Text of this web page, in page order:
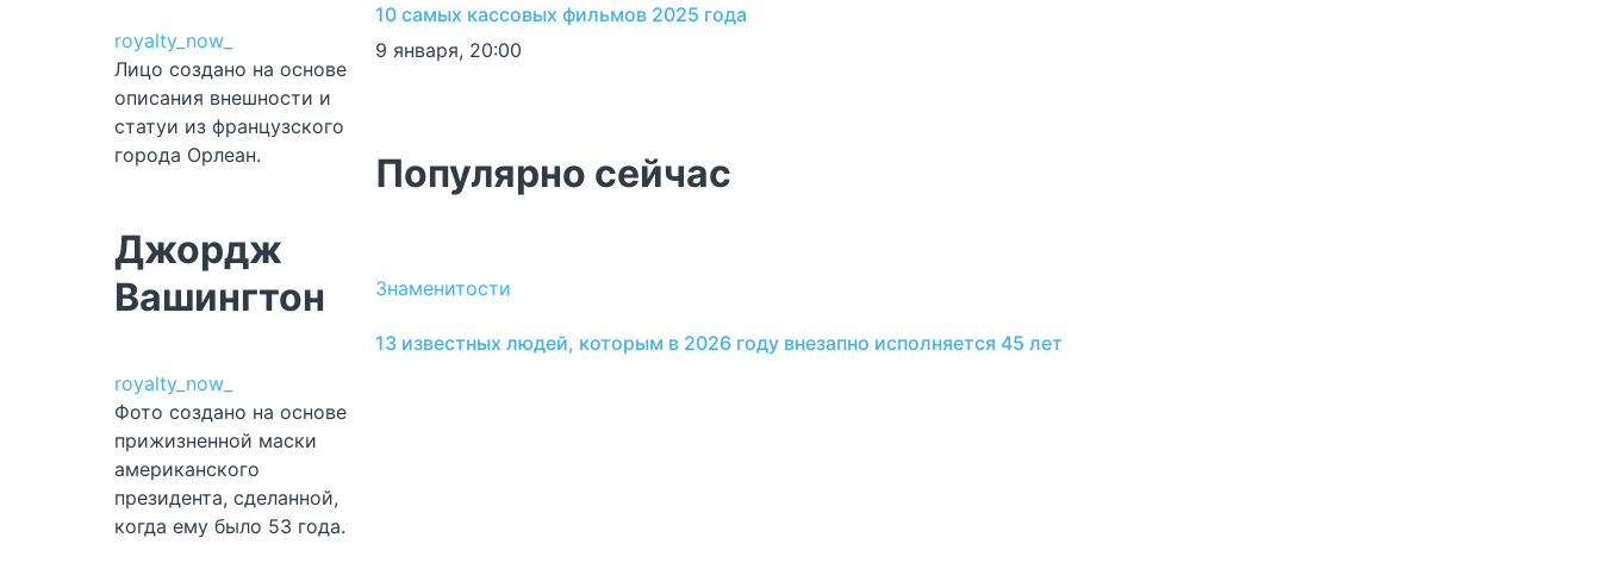
royalty_now_
Лицо создано на основе
описания внешности и
статуи из французского
города Орлеан.
Джордж
Вашингтон
royalty_now_
Фото создано на основе
прижизненной маски
американского
президента, сделанной,
когда ему было 53 года.
10 самых кассовых фильмов 2025 года
9 января, 20:00
Популярно сейчас
Знаменитости
13 известных людей, которым в 2026 году внезапно исполняется 45 лет